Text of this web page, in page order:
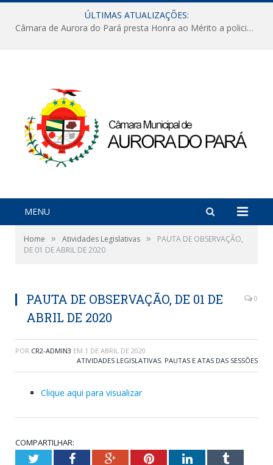
ÚLTIMAS ATUALIZAÇÕES:
Câmara de Aurora do Pará presta Honra ao Mérito a policiais militares em sessão marcada por reconhecimento e emoção
MENU
Home » Atividades Legislativas »
PAUTA DE OBSERVAÇÃO,
DE 01 DE ABRIL DE 2020
PAUTA DE OBSERVAÇÃO, DE 01 DE
ABRIL DE 2020
0
POR CR2-ADMIN3 EM 1 DE ABRIL DE 2020
ATIVIDADES LEGISLATIVAS, PAUTAS E ATAS DAS SESSÕES
Clique aqui para visualizar
COMPARTILHAR:
TwitterFacebookGoogle+PinterestLinkedInTumblr